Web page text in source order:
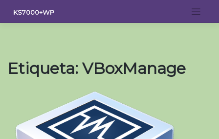
contenido
KS7000+WP
Etiqueta: VBoxManage